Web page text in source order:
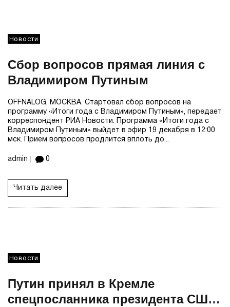
Новости
Сбор вопросов прямая линия с
Владимиром Путиным
OFFNALOG, МОСКВА. Стартовал сбор вопросов на
программу «Итоги года с Владимиром Путиным», передает
корреспондент РИА Новости. Программа «Итоги года с
Владимиром Путиным» выйдет в эфир 19 декабря в 12:00
мск. Прием вопросов продлится вплоть до...
admin 0
Читать далее
Новости
Путин принял в Кремле
спецпосланника президента США